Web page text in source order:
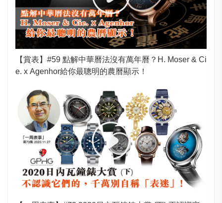
【賞表】#59 點解中華曆法沒有萬年曆？H. Moser & Ci
e. x Agenhor給你最聰明的農曆顯示！